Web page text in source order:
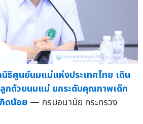
ธิศูนย์นมแม่แห่งประเทศไทย เดิน
ลูกด้วยนมแม่ ยกระดับคุณภาพเด็ก
ดน้อย — กรมอนามัย กระทรวง